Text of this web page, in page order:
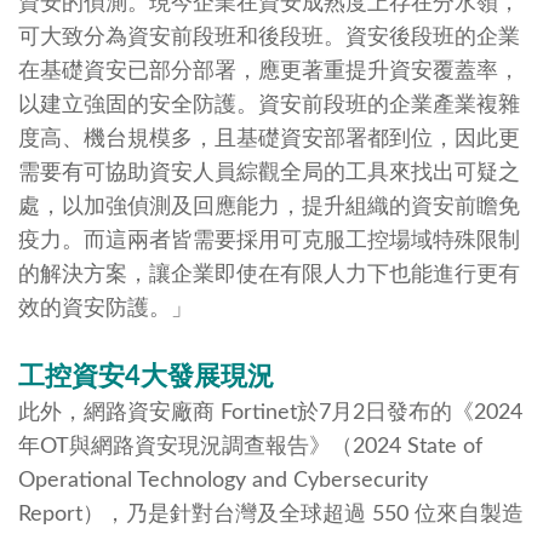
可大致分為資安前段班和後段班。資安後段班的企業
在基礎資安已部分部署，應更著重提升資安覆蓋率，
以建立強固的安全防護。資安前段班的企業產業複雜
度高、機台規模多，且基礎資安部署都到位，因此更
需要有可協助資安人員綜觀全局的工具來找出可疑之
處，以加強偵測及回應能力，提升組織的資安前瞻免
疫力。而這兩者皆需要採用可克服工控場域特殊限制
的解決方案，讓企業即使在有限人力下也能進行更有
效的資安防護。」
工控資安4大發展現況
此外，網路資安廠商 Fortinet於7月2日發布的《2024
年OT與網路資安現況調查報告》（2024 State of
Operational Technology and Cybersecurity
Report），乃是針對台灣及全球超過 550 位來自製造